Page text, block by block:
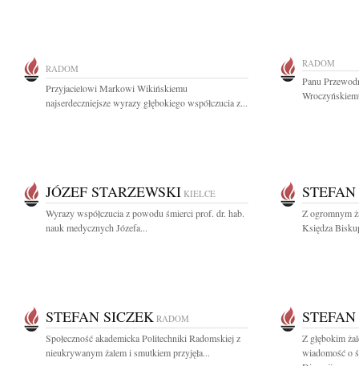
RADOM
Przyjacielowi Markowi Wikińskiemu
najserdeczniejsze wyrazy głębokiego współczucia z...
RADOM
Panu
JÓZEF STARZEWSKI KIELCE
Wyrazy współczucia z powodu śmierci prof. dr. hab.
nauk medycznych Józefa...
Z ogromnym
Księdza
STEFAN SICZEK RADOM
Społeczność akademicka Politechniki Radomskiej z
nieukrywanym żalem i smutkiem przyjęła...
Z głębokim
wiadomość o